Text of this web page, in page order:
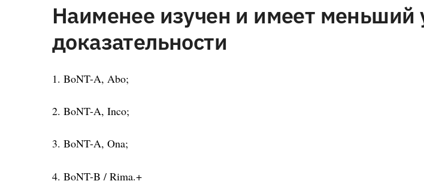
Наименее изучен и имеет меньший
доказательности
1. BoNT-A, Abo;
2. BoNT-A, Inco;
3. BoNT-A, Ona;
4. BoNT-B / Rima.+